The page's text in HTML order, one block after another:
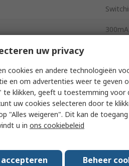
300mA
1
Temperature -40°C
Temperature 150°C
3.3V
uw privacy
cookies en andere technologieën
en om advertenties weer te geven
te klikken, geeft u toestemming voor
uw cookies selecteren door te
"Alles weigeren". Dit kan de
u in ons cookiebeleid
Beheer